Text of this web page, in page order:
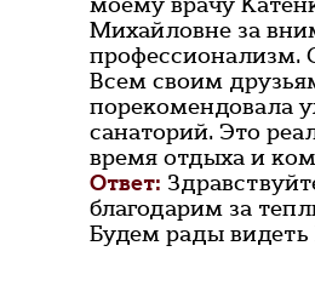
Михайловне за
профессионализм.
Всем своим
порекомендовала
санаторий. Это
время отдыха и
Ответ:
благодарим за
Будем рады видеть